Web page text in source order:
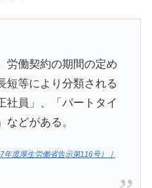
労働契約の期間の定め
短等により分類される
社員」、「パートタイ
などがある。
年度厚生労働省告示第116号）｜